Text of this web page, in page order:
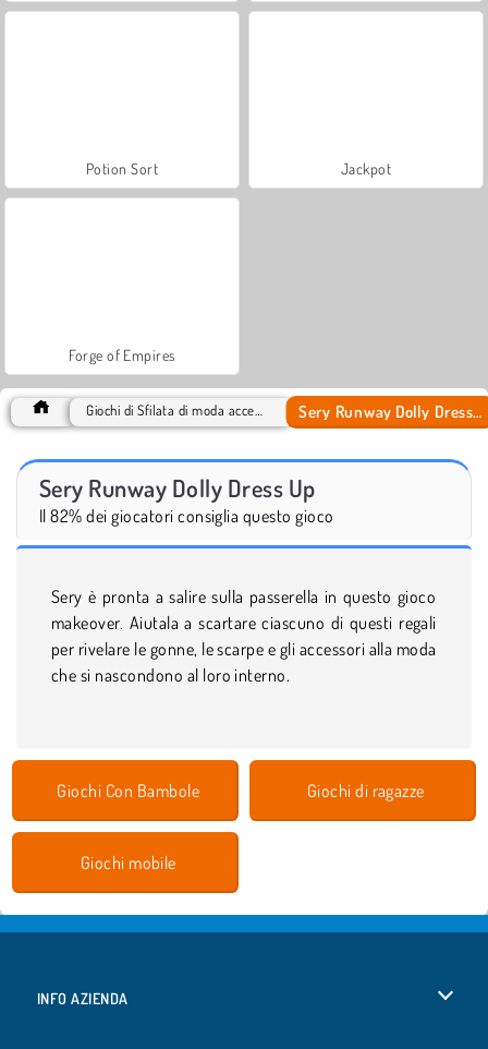
Potion Sort Jackpot
Forge of Empires
Sery Runway Dolly Dress Up
Sery Runway Dolly Dress Up
Il 82% dei giocatori consiglia questo gioco
Sery è pronta a salire sulla passerella in questo gioco
makeover. Aiutala a scartare ciascuno di questi regali
per rivelare le gonne, le scarpe e gli accessori alla moda
che si nascondono al loro interno.
Giochi Con Bambole Giochi di ragazze
Giochi mobile
INFO AZIENDA